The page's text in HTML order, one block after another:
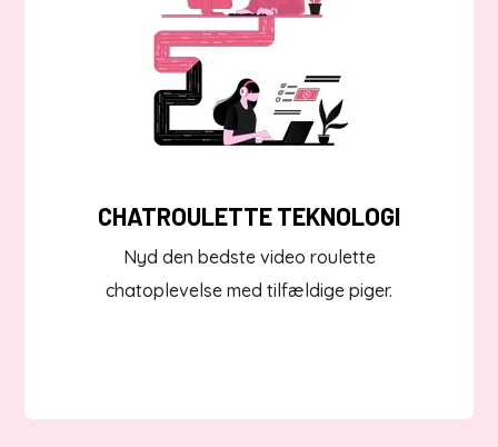
CHATROULETTE TEKNOLOGI
Nyd den bedste video roulette
chatoplevelse med tilfældige piger.